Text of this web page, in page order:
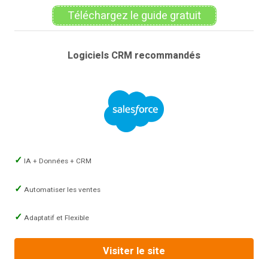
Téléchargez le guide gratuit
Logiciels CRM recommandés
IA + Données + CRM
Automatiser les ventes
Adaptatif et Flexible
Visiter le site